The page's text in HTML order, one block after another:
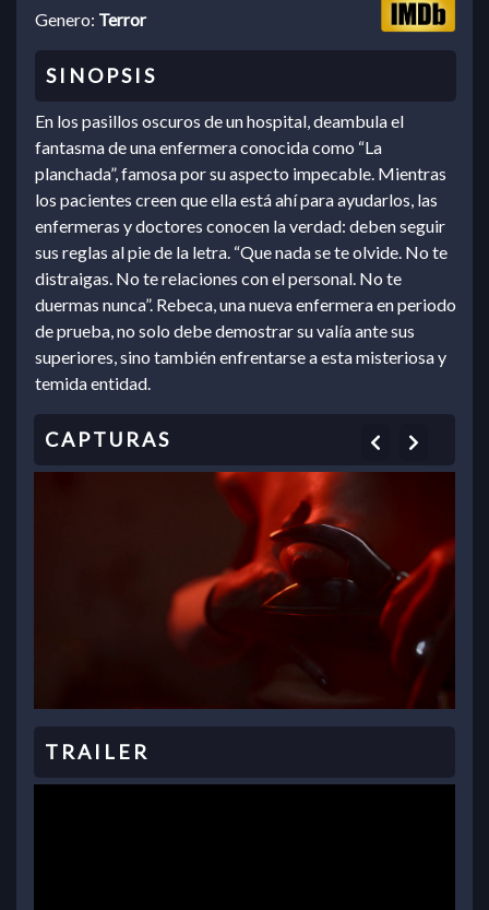
Genero: Terror
En los pasillos oscuros de un hospital, deambula el
fantasma de una enfermera conocida como “La
planchada”, famosa por su aspecto impecable. Mientras
los pacientes creen que ella está ahí para ayudarlos, las
enfermeras y doctores conocen la verdad: deben seguir
sus reglas al pie de la letra. “Que nada se te olvide. No te
distraigas. No te relaciones con el personal. No te
duermas nunca”. Rebeca, una nueva enfermera en periodo
de prueba, no solo debe demostrar su valía ante sus
superiores, sino también enfrentarse a esta misteriosa y
temida entidad.
Previous